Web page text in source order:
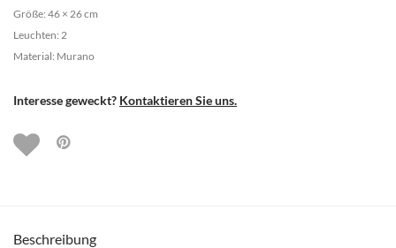
Größe: 46 × 26 cm
Leuchten: 2
Material: Murano
Interesse geweckt? Kontaktieren Sie uns.
Beschreibung